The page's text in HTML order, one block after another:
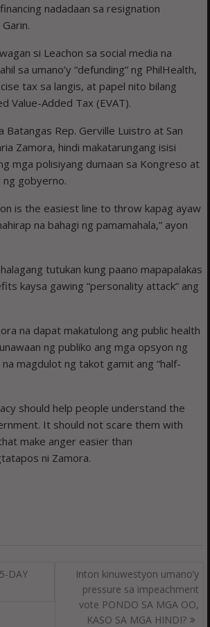
nadadaan sa resignation
si Leachon sa social media na
sa umano’y “defunding” ng PhilHealth,
tax sa langis, at papel nito bilang
Value-Added Tax (EVAT).
Batangas Rep. Gerville Luistro at San
Zamora, hindi makatarungang isisi
mga polisiyang dumaan sa Kongreso at
ng gobyerno.
is the easiest line to throw kapag ayaw
na bahagi ng pamamahala,” ayon
tutukan kung paano mapapalakas
kaysa gawing “personality attack” ang
na dapat makatulong ang public health
ng publiko ang mga opsyon ng
na magdulot ng takot gamit ang “half-
should help people understand the
It should not scare them with
make anger easier than
ni Zamora.
DAY
Inton kinuwestyon umano’y
pressure sa impeachment
vote PONDO SA MGA OO,
KASO SA MGA HINDI?